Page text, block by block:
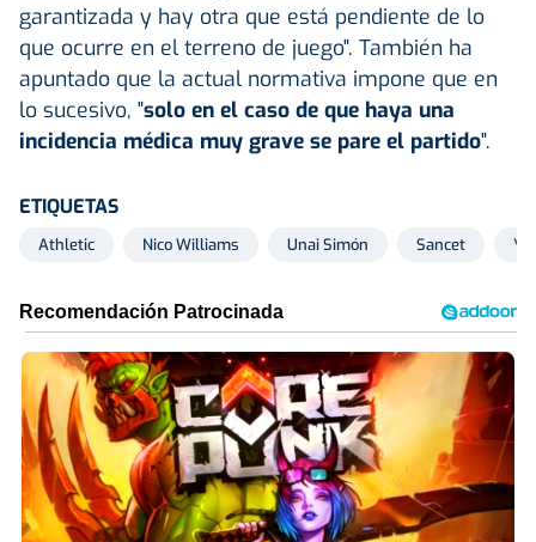
garantizada y hay otra que está pendiente de lo
que ocurre en el terreno de juego". También ha
apuntado que la actual normativa impone que en
lo sucesivo, "solo en el caso de que haya una
incidencia médica muy grave se pare el partido".
ETIQUETAS
Athletic Nico Williams Unai Simón Sancet